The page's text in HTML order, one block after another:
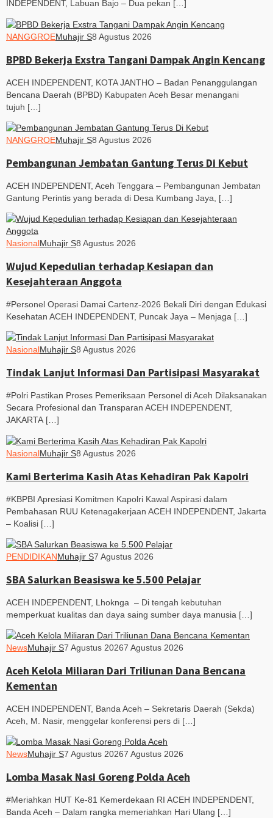
INDEPENDENT, Labuan Bajo – Dua pekan […]
NANGGROEMuhajir S8 Agustus 2026
BPBD Bekerja Exstra Tangani Dampak Angin Kencang
ACEH INDEPENDENT, KOTA JANTHO – Badan Penanggulangan
Bencana Daerah (BPBD) Kabupaten Aceh Besar menangani
tujuh […]
NANGGROEMuhajir S8 Agustus 2026
Pembangunan Jembatan Gantung Terus Di Kebut
ACEH INDEPENDENT, Aceh Tenggara – Pembangunan Jembatan
Gantung Perintis yang berada di Desa Kumbang Jaya, […]
NasionalMuhajir S8 Agustus 2026
Wujud Kepedulian terhadap Kesiapan dan
Kesejahteraan Anggota
#Personel Operasi Damai Cartenz-2026 Bekali Diri dengan Edukasi
Kesehatan ACEH INDEPENDENT, Puncak Jaya – Menjaga […]
NasionalMuhajir S8 Agustus 2026
Tindak Lanjut Informasi Dan Partisipasi Masyarakat
#Polri Pastikan Proses Pemeriksaan Personel di Aceh Dilaksanakan
Secara Profesional dan Transparan ACEH INDEPENDENT,
JAKARTA […]
NasionalMuhajir S8 Agustus 2026
Kami Berterima Kasih Atas Kehadiran Pak Kapolri
#KBPBI Apresiasi Komitmen Kapolri Kawal Aspirasi dalam
Pembahasan RUU Ketenagakerjaan ACEH INDEPENDENT, Jakarta
– Koalisi […]
PENDIDIKANMuhajir S7 Agustus 2026
SBA Salurkan Beasiswa ke 5.500 Pelajar
ACEH INDEPENDENT, Lhoknga – Di tengah kebutuhan
memperkuat kualitas dan daya saing sumber daya manusia […]
NewsMuhajir S7 Agustus 20267 Agustus 2026
Aceh Kelola Miliaran Dari Triliunan Dana Bencana
Kementan
ACEH INDEPENDENT, Banda Aceh – Sekretaris Daerah (Sekda)
Aceh, M. Nasir, menggelar konferensi pers di […]
NewsMuhajir S7 Agustus 20267 Agustus 2026
Lomba Masak Nasi Goreng Polda Aceh
#Meriahkan HUT Ke-81 Kemerdekaan RI ACEH INDEPENDENT,
Banda Aceh – Dalam rangka memeriahkan Hari Ulang […]